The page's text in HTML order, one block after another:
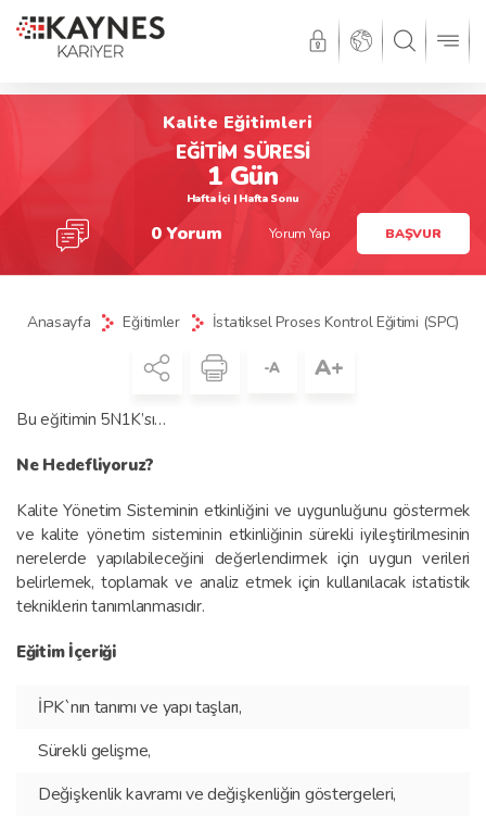
Kalite Eğitimleri
EĞİTİM SÜRESİ
1 Gün
Hafta İçi | Hafta Sonu
0 Yorum Yorum Yap BAŞVUR
Anasayfa Eğitimler İstatiksel Proses Kontrol Eğitimi (SPC)
-A A+
Bu eğitimin 5N1K’sı…
Ne Hedefliyoruz?
Kalite Yönetim Sisteminin etkinliğini ve uygunluğunu göstermek
ve kalite yönetim sisteminin etkinliğinin sürekli iyileştirilmesinin
nerelerde yapılabileceğini değerlendirmek için uygun verileri
belirlemek, toplamak ve analiz etmek için kullanılacak istatistik
tekniklerin tanımlanmasıdır.
Eğitim İçeriği
İPK`nın tanımı ve yapı taşları,
Sürekli gelişme,
Değişkenlik kavramı ve değişkenliğin göstergeleri,